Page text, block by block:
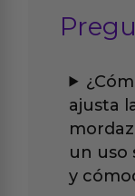
ajusta
un uso
y